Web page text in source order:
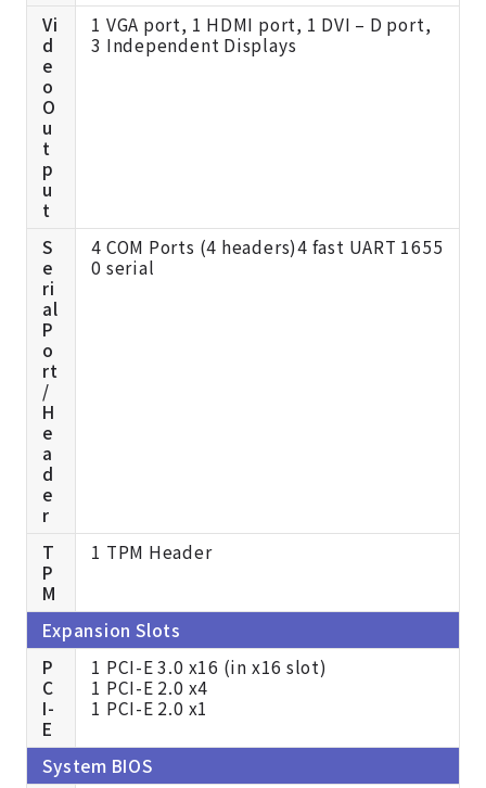
Vi
d
e
o
O
u
t
p
u
t
1 VGA port, 1 HDMI port, 1 DVI – D port,
3 Independent Displays
S
e
ri
al
P
o
rt
/
H
e
a
d
e
r
4 COM Ports (4 headers)4 fast UART 1655
0 serial
T
P
M
1 TPM Header
Expansion Slots
P
C
I-
E
1 PCI-E 3.0 x16 (in x16 slot)
1 PCI-E 2.0 x4
1 PCI-E 2.0 x1
System BIOS